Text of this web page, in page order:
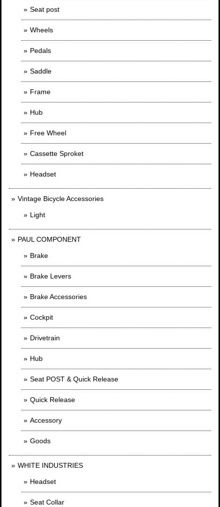
Seat post
Wheels
Pedals
Saddle
Frame
Hub
Free Wheel
Cassette Sproket
Headset
Vintage Bicycle Accessories
Light
PAUL COMPONENT
Brake
Brake Levers
Brake Accessories
Cockpit
Drivetrain
Hub
Seat POST & Quick Release
Quick Release
Accessory
Goods
WHITE INDUSTRIES
Headset
Seat Collar